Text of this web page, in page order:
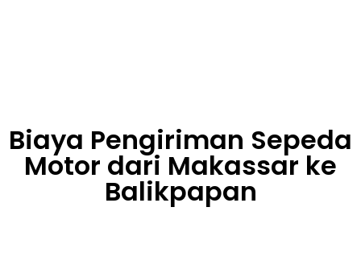
Biaya Pengiriman Sepeda
Motor dari Makassar ke
Balikpapan